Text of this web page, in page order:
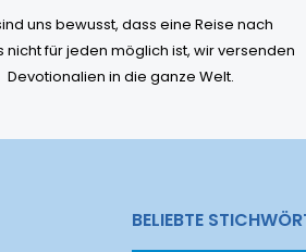
uns bewusst, dass eine Reise nach
nicht für jeden möglich ist, wir versenden
Devotionalien in die ganze Welt.
BELIEBTE